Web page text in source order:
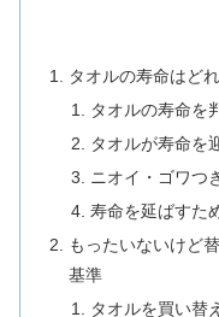
タオルの寿命はど
タオルの寿命を
タオルが寿命を
ニオイ・ゴワつ
寿命を延ばすた
もったいないけど
基準
タオルを買い替